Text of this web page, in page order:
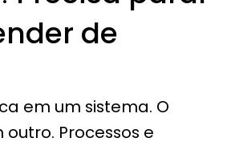
de
em um sistema. O
Processos e